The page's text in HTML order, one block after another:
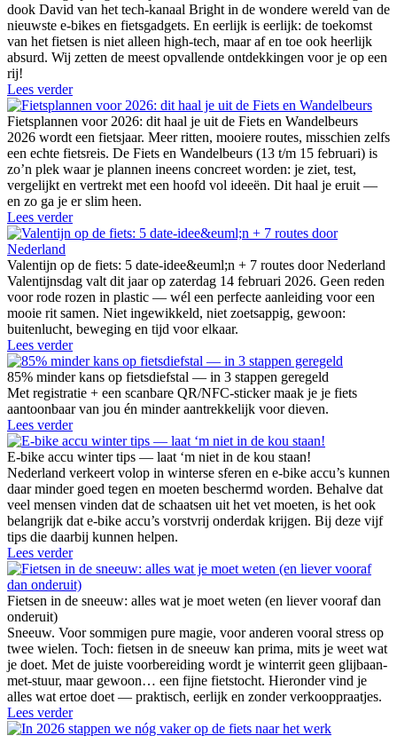
dook David van het tech-kanaal Bright in de wondere wereld van de
nieuwste e-bikes en fietsgadgets. En eerlijk is eerlijk: de toekomst
van het fietsen is niet alleen high-tech, maar af en toe ook heerlijk
absurd. Wij zetten de meest opvallende ontdekkingen voor je op een
rij!
Lees verder
Fietsplannen voor 2026: dit haal je uit de Fiets en Wandelbeurs
2026 wordt een fietsjaar. Meer ritten, mooiere routes, misschien zelfs
een echte fietsreis. De Fiets en Wandelbeurs (13 t/m 15 februari) is
zo’n plek waar je plannen ineens concreet worden: je ziet, test,
vergelijkt en vertrekt met een hoofd vol ideeën. Dit haal je eruit —
en zo ga je er slim heen.
Lees verder
Valentijn op de fiets: 5 date-idee&euml;n + 7 routes door Nederland
Valentijnsdag valt dit jaar op zaterdag 14 februari 2026. Geen reden
voor rode rozen in plastic — wél een perfecte aanleiding voor een
mooie rit samen. Niet ingewikkeld, niet zoetsappig, gewoon:
buitenlucht, beweging en tijd voor elkaar.
Lees verder
85% minder kans op fietsdiefstal — in 3 stappen geregeld
Met registratie + een scanbare QR/NFC-sticker maak je je fiets
aantoonbaar van jou én minder aantrekkelijk voor dieven.
Lees verder
E-bike accu winter tips — laat ‘m niet in de kou staan!
Nederland verkeert volop in winterse sferen en e-bike accu’s kunnen
daar minder goed tegen en moeten beschermd worden. Behalve dat
veel mensen vinden dat de schaatsen uit het vet moeten, is het ook
belangrijk dat e-bike accu’s vorstvrij onderdak krijgen. Bij deze vijf
tips die daarbij kunnen helpen.
Lees verder
Fietsen in de sneeuw: alles wat je moet weten (en liever vooraf dan
onderuit)
Sneeuw. Voor sommigen pure magie, voor anderen vooral stress op
twee wielen. Toch: fietsen in de sneeuw kan prima, mits je weet wat
je doet. Met de juiste voorbereiding wordt je winterrit geen glijbaan-
met-stuur, maar gewoon… een fijne fietstocht. Hieronder vind je
alles wat ertoe doet — praktisch, eerlijk en zonder verkooppraatjes.
Lees verder